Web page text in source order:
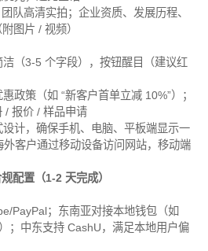
队高清实拍；企业资质、发展历程、
图片 / 视频）
洁（3-5 个字段），按钮醒目（建议红
惠政策（如 “新客户首单立减 10%”）；
/ 报价 / 样品申请
设计，确保手机、电脑、平板端显示一
客户通过移动设备访问网站，移动端
配置（1-2 天完成）
PayPal；东南亚对接本地钱包（如
；中东支持 CashU，满足本地用户偏